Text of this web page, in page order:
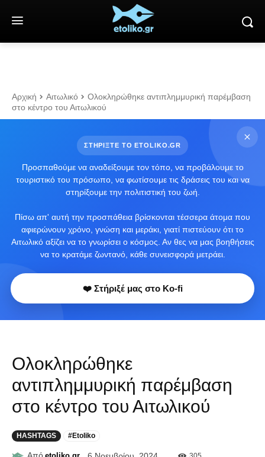
Αρχική Αιτωλικό
Ολοκληρώθηκε αντιπλημμυρική παρέμβαση
στο κέντρο του Αιτωλικού
ΣΤΗΡΙΞΤΕ ΤΟ ETOLIKO.GR
Προσπαθούμε να αναδείξουμε τον τόπο, να προβάλουμε το
τουριστικό του πρόσωπο, να φωτίσουμε τις δράσεις του και να
στηρίξουμε την πολιτιστική του ζωή.
Πίσω απ' αυτή την προσπάθεια βρίσκονται τέσσερα άτομα που
αφιερώνουν χρόνο, γνώση και μεράκι, γιατί πιστεύουν ότι το
Αιτωλικό αξίζει να το γνωρίσει ο κόσμος. Αν θες να μας βοηθήσεις
να το κρατάμε ζωντανό, κάθε συνεισφορά μετράει.
❤️ Στήριξέ μας στο Ko-fi
Ολοκληρώθηκε
αντιπλημμυρική παρέμβαση
στο κέντρο του Αιτωλικού
HASHTAGS #Etoliko